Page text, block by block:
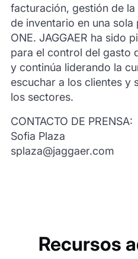
facturación, gestión de
de inventario en una sola
ONE. JAGGAER ha sido
para el control del gasto
y continúa liderando la
escuchar a los clientes y
los sectores.
CONTACTO DE PRENSA:
Sofia Plaza
splaza@jaggaer.com
Recursos